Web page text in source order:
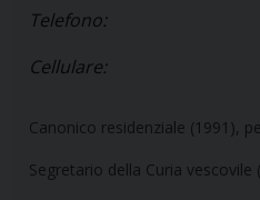
Telefono:
Cellulare:
Canonico residenziale (1991),
Segretario della Curia vescovile